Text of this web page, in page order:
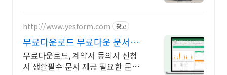
http://www.yesform.com 광고
무료다운로드 무료다운 문서서
식 No.1 예스폼
무료다운로드, 계약서 동의서 신청
서 생활필수 문서 제공 필요한 문서